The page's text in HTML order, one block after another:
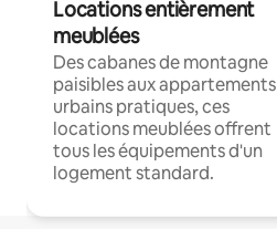
Locations entièrement
meublées
Des cabanes de montagne
paisibles aux appartements
urbains pratiques, ces
locations meublées offrent
tous les équipements d'un
logement standard.